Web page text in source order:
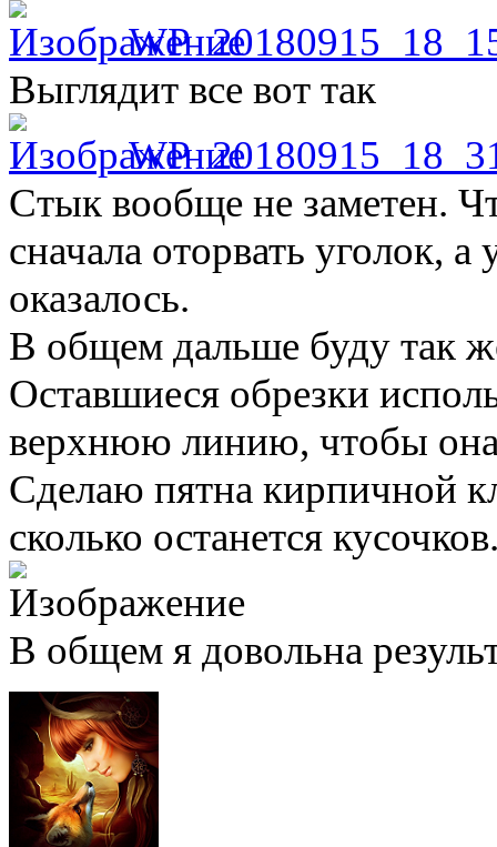
Выглядит все вот так
Стык вообще не заметен.
сначала оторвать уголок,
оказалось.
В общем дальше буду так
Оставшиеся обрезки
верхнюю линию, чтобы она
Сделаю пятна кирпичной
сколько останется
В общем я довольна